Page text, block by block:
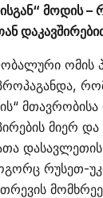
მოდის –
ომის
მთავრობისა
მიერ
დასავლეთის
რუსეთ-